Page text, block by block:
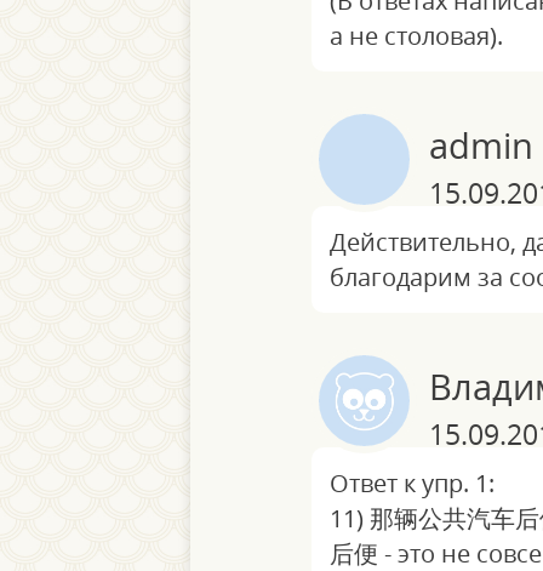
а не столовая).
Действительно,
благодарим за
Ответ к упр. 1:
11) 那辆公共汽车
后便 - это не